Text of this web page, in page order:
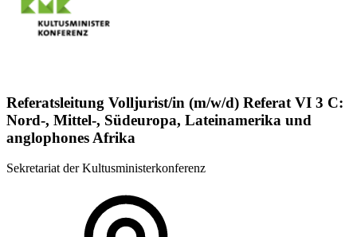
Referatsleitung Volljurist/in (m/w/d) Referat VI 3 C:
Nord-, Mittel-, Südeuropa, Lateinamerika und
anglophones Afrika
Sekretariat der Kultusministerkonferenz